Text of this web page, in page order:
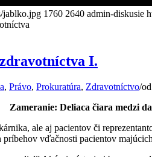
jablko.jpg 1760 2640 admin-diskusie
I.
, Právo, Prokuratúra, Zdravotníctvo/od
Zameranie: Deliaca čiara medzi
ale aj pacientov či
príbehov vďačnosti pacientov